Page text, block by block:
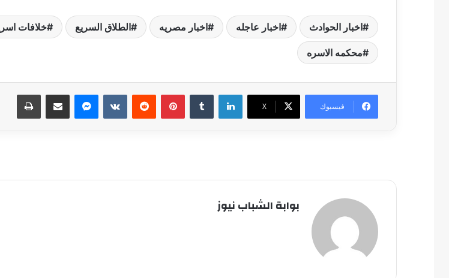
اخبار الحوادث اخبار عاجله اخبار مصريه الطلاق السريع خلافات
محكمه الاسره
فيسبوك ‫X
لينكدإن بينتيريست ماسنجر مشاركة عبر البريد طباعة
بوابة الشباب نيوز
كشف ملابسات ادعاء شخص
آخرين